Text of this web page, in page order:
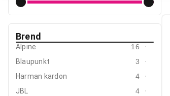
IT & Gaming
Mobilni telefoni i tableti
Brend
Alpine
16
Blaupunkt
3
Harman kardon
4
JBL
4